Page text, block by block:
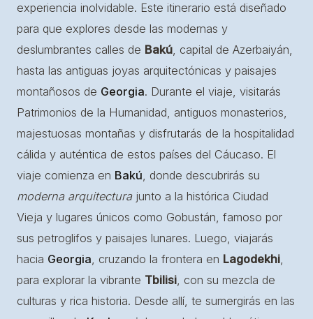
experiencia inolvidable. Este itinerario está diseñado
para que explores desde las modernas y
deslumbrantes calles de Bakú, capital de Azerbaiyán,
hasta las antiguas joyas arquitectónicas y paisajes
montañosos de Georgia. Durante el viaje, visitarás
Patrimonios de la Humanidad, antiguos monasterios,
majestuosas montañas y disfrutarás de la hospitalidad
cálida y auténtica de estos países del Cáucaso. El
viaje comienza en Bakú, donde descubrirás su
moderna arquitecturajunto a la histórica Ciudad
Vieja y lugares únicos como Gobustán, famoso por
sus petroglifos y paisajes lunares. Luego, viajarás
hacia Georgia, cruzando la frontera en Lagodekhi,
para explorar la vibrante Tbilisi, con su mezcla de
culturas y rica historia. Desde allí, te sumergirás en las